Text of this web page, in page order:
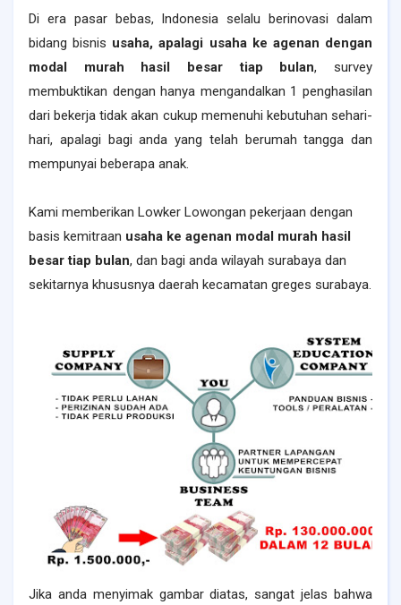
Di era pasar bebas, Indonesia selalu berinovasi dalam
bidang bisnis usaha, apalagi usaha ke agenan dengan
modal murah hasil besar tiap bulan, survey
membuktikan dengan hanya mengandalkan 1 penghasilan
dari bekerja tidak akan cukup memenuhi kebutuhan sehari-
hari, apalagi bagi anda yang telah berumah tangga dan
mempunyai beberapa anak.
Kami memberikan Lowker Lowongan pekerjaan dengan
basis kemitraan usaha ke agenan modal murah hasil
besar tiap bulan, dan bagi anda wilayah surabaya dan
sekitarnya khususnya daerah kecamatan greges surabaya.
Jika anda menyimak gambar diatas, sangat jelas bahwa